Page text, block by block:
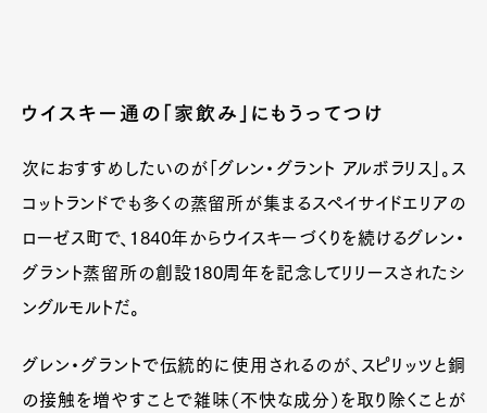
ウイスキー通の「家飲み」にもうってつけ
次におすすめしたいのが「グレン・グラント アルボラリス」。ス
コットランドでも多くの蒸留所が集まるスペイサイドエリアの
ローゼス町で、1840年からウイスキーづくりを続けるグレン・
グラント蒸留所の創設180周年を記念してリリースされたシ
ングルモルトだ。
グレン・グラントで伝統的に使用されるのが、スピリッツと銅
の接触を増やすことで雑味（不快な成分）を取り除くことが